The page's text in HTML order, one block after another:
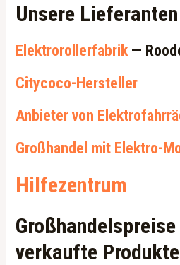
Unsere
Elektrorollerfabrik —
Citycoco-Hersteller
Anbieter von
Großhandel mit Elektro-
Hilfezentrum
verkaufte